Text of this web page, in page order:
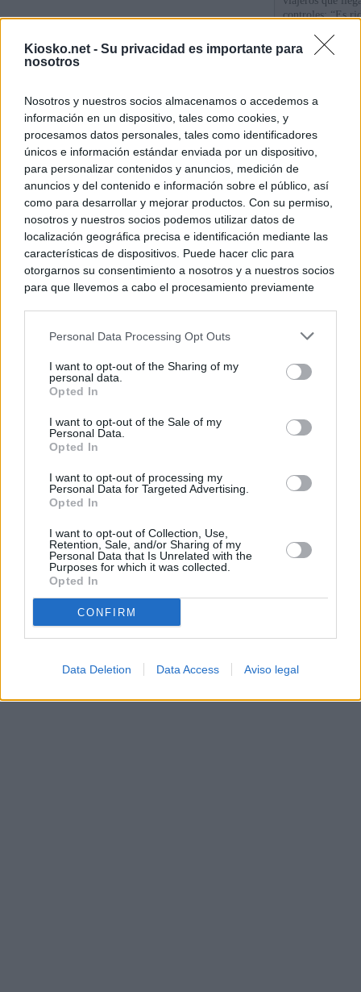
Kiosko.net - Su privacidad es importante para
nosotros
Nosotros y nuestros socios almacenamos o accedemos a
información en un dispositivo, tales como cookies, y
procesamos datos personales, tales como identificadores
únicos e información estándar enviada por un dispositivo,
para personalizar contenidos y anuncios, medición de
anuncios y del contenido e información sobre el público, así
como para desarrollar y mejorar productos. Con su permiso,
nosotros y nuestros socios podemos utilizar datos de
localización geográfica precisa e identificación mediante las
características de dispositivos. Puede hacer clic para
otorgarnos su consentimiento a nosotros y a nuestros socios
para que llevemos a cabo el procesamiento previamente
negar su consentimiento. Tenga en cuenta que algún
de su consentimiento, pero usted tiene el derecho de
rechazar tal procesamiento. Sus preferencias se aplicarán
cualquier momento entrando de nuevo en este sitio web o
visitando nuestra política de privacidad.
Personal Data Processing Opt Outs
I want to opt-out of the Sharing of my
personal data.
Opted In
I want to opt-out of the Sale of my
Personal Data.
Opted In
I want to opt-out of processing my
Personal Data for Targeted Advertising.
Opted In
I want to opt-out of Collection, Use,
Retention, Sale, and/or Sharing of my
Personal Data that Is Unrelated with the
Purposes for which it was collected.
Opted In
CONFIRM
Data Deletion Data Access Aviso legal
controles: “Es
Sira Rego: "Es
© Kiosko.net Aviso Legal Privacidad y Cookies